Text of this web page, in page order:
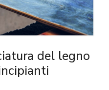
del legno